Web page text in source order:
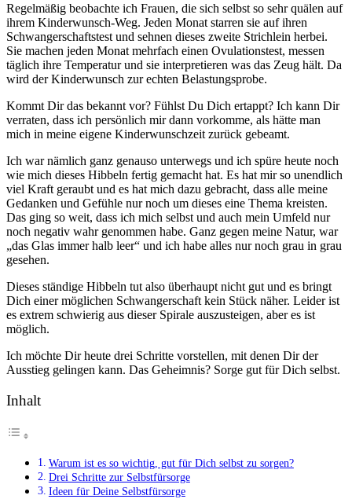
Regelmäßig beobachte ich Frauen, die sich selbst so sehr quälen auf
ihrem Kinderwunsch-Weg. Jeden Monat starren sie auf ihren
Schwangerschaftstest und sehnen dieses zweite Strichlein herbei.
Sie machen jeden Monat mehrfach einen Ovulationstest, messen
täglich ihre Temperatur und sie interpretieren was das Zeug hält. Da
wird der Kinderwunsch zur echten Belastungsprobe.
Kommt Dir das bekannt vor? Fühlst Du Dich ertappt? Ich kann Dir
verraten, dass ich persönlich mir dann vorkomme, als hätte man
mich in meine eigene Kinderwunschzeit zurück gebeamt.
Ich war nämlich ganz genauso unterwegs und ich spüre heute noch
wie mich dieses Hibbeln fertig gemacht hat. Es hat mir so unendlich
viel Kraft geraubt und es hat mich dazu gebracht, dass alle meine
Gedanken und Gefühle nur noch um dieses eine Thema kreisten.
Das ging so weit, dass ich mich selbst und auch mein Umfeld nur
noch negativ wahr genommen habe. Ganz gegen meine Natur, war
„das Glas immer halb leer“ und ich habe alles nur noch grau in grau
gesehen.
Dieses ständige Hibbeln tut also überhaupt nicht gut und es bringt
Dich einer möglichen Schwangerschaft kein Stück näher. Leider ist
es extrem schwierig aus dieser Spirale auszusteigen, aber es ist
möglich.
Ich möchte Dir heute drei Schritte vorstellen, mit denen Dir der
Ausstieg gelingen kann. Das Geheimnis? Sorge gut für Dich selbst.
Inhalt
Warum ist es so wichtig, gut für Dich selbst zu sorgen?
Drei Schritte zur Selbstfürsorge
Ideen für Deine Selbstfürsorge